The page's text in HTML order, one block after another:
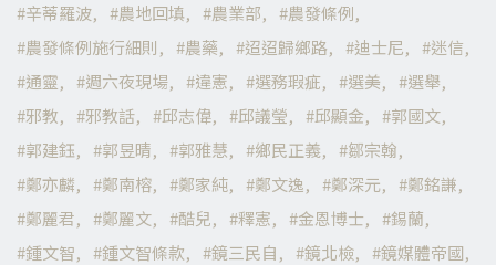
辛蒂羅波
農地回填 農業部
農發條例
農發條例施行細則
農藥 迢迢歸鄉路 迪士尼
迷信
通靈
週六夜現場 違憲 選務瑕疵 選美
選舉
邪教
邪教話 邱志偉 邱議瑩 邱顯金
郭國文
郭建鈺
郭昱晴 郭雅慧 鄉民正義
鄒宗翰
鄭亦麟
鄭南榕 鄭家純 鄭文逸 鄭深元
鄭銘謙
鄭麗君
鄭麗文 酷兒 釋憲 金恩博士
錫蘭
鍾文智
鍾文智條款 鏡三民自 鏡北檢
鏡媒體帝國